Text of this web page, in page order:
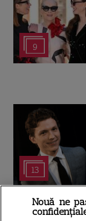
9
13
Nouă ne